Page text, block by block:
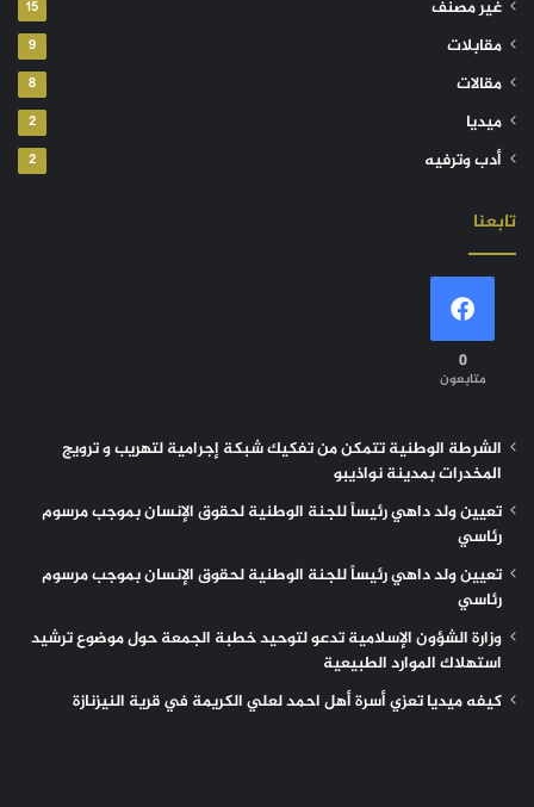
غير مصنف 15
مقابلات 9
مقالات 8
ميديا 2
أدب وترفيه 2
تابعنا
0
متابعون
الشرطة الوطنية تتمكن من تفكيك شبكة إجرامية لتهريب و ترويج
المخدرات بمدينة نواذيبو
تعيين ولد داهي رئيساً للجنة الوطنية لحقوق الإنسان بموجب مرسوم
رئاسي
تعيين ولد داهي رئيساً للجنة الوطنية لحقوق الإنسان بموجب مرسوم
رئاسي
وزارة الشؤون الإسلامية تدعو لتوحيد خطبة الجمعة حول موضوع ترشيد
استهلاك الموارد الطبيعية
كيفه ميديا تعزي أسرة أهل احمد لعلي الكريمة في قرية النيزنازة